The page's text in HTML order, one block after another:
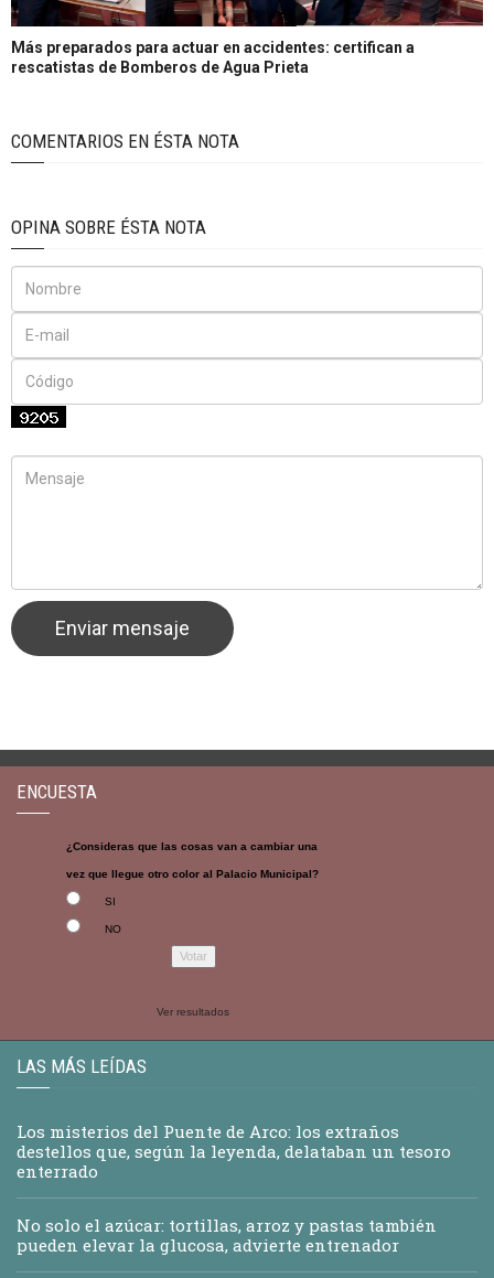
Más preparados para actuar en accidentes: certifican a
rescatistas de Bomberos de Agua Prieta
COMENTARIOS EN ÉSTA NOTA
OPINA SOBRE ÉSTA NOTA
ENCUESTA
¿Consideras que las cosas van a cambiar una
vez que llegue otro color al Palacio Municipal?
SI
NO
Ver resultados
LAS MÁS LEÍDAS
Los misterios del Puente de Arco: los extraños
destellos que, según la leyenda, delataban un tesoro
enterrado
No solo el azúcar: tortillas, arroz y pastas también
pueden elevar la glucosa, advierte entrenador